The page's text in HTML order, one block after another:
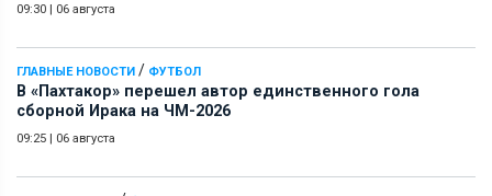
09:30 | 06 августа
ГЛАВНЫЕ НОВОСТИ / ФУТБОЛ
В «Пахтакор» перешел автор единственного гола
сборной Ирака на ЧМ-2026
09:25 | 06 августа